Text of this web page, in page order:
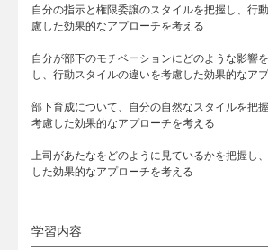
自分の指示と権限委譲のスタイルを把握し、行
慮した効果的なアプローチを考える
自分が部下のモチベーションにどのような影響
し、行動スタイルの違いを考慮した効果的なア
部下育成について、自分の自然なスタイルを把
考慮した効果的なアプローチを考える
上司があたなをどのように見ているかを把握し
した効果的なアプローチを考える
学習内容